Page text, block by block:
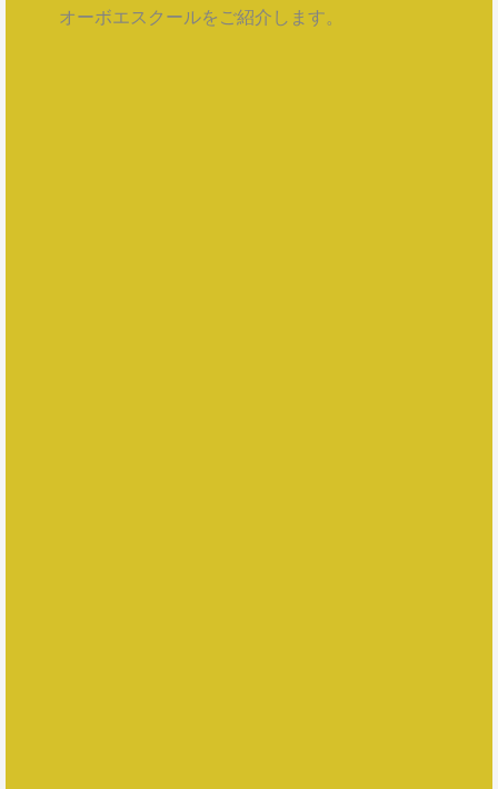
オーボエスクールをご紹介します。